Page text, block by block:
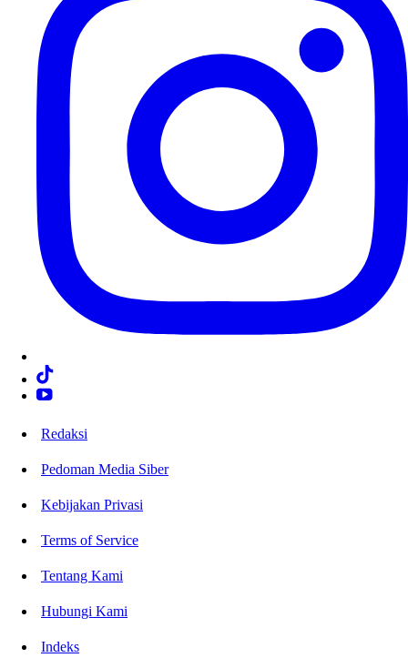
Redaksi
Pedoman Media Siber
Kebijakan Privasi
Terms of Service
Tentang Kami
Hubungi Kami
Indeks